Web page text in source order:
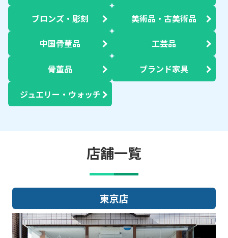
ブロンズ・彫刻 美術品・古美術品
中国骨董品 工芸品
骨董品 ブランド家具
ジュエリー・ウォッチ
店舗一覧